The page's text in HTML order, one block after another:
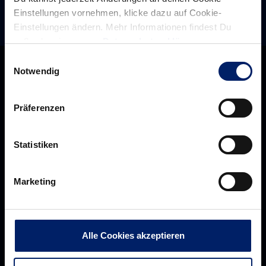
Einstellungen vornehmen, klicke dazu auf Cookie-
Einstellungen ändern. Mehr Informationen findest Du
außerdem in unsererDatenschutzerklärung.
Notwendig
Präferenzen
Statistiken
Marketing
Alle Cookies akzeptieren
Interview
Rhein-Neckar Löwen GmbH